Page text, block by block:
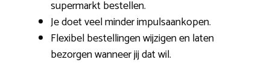
supermarkt bestellen.
Je doet veel minder impulsaankopen.
Flexibel bestellingen wijzigen en laten
bezorgen wanneer jij dat wil.